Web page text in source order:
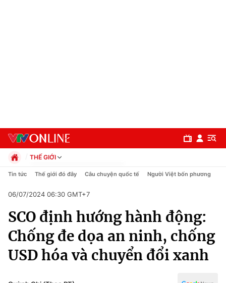
Chuyên mục
Chính trị
Xã hội
THẾ GIỚI
Chính trị
Pháp luật
Kinh tế
Thể thao
Truyền hình
Văn hóa - Giải trí
Tin tức Thế giới đó đây Câu chuyện quốc tế Người Việt bốn phương
06/07/2024 06:30 GMT+7
SCO định hướng hành động:
Chống đe dọa an ninh, chống
USD hóa và chuyển đổi xanh